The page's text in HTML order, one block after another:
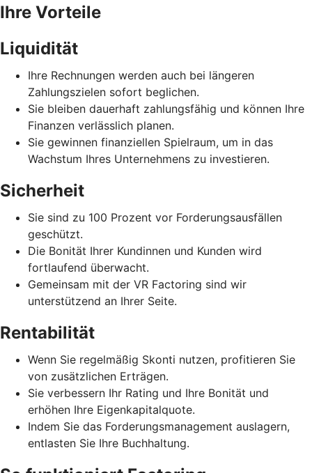
Ihre Vorteile
Liquidität
Ihre Rechnungen werden auch bei längeren
Zahlungszielen sofort beglichen.
Sie bleiben dauerhaft zahlungsfähig und können Ihre
Finanzen verlässlich planen.
Sie gewinnen finanziellen Spielraum, um in das
Wachstum Ihres Unternehmens zu investieren.
Sicherheit
Sie sind zu 100 Prozent vor Forderungsausfällen
geschützt.
Die Bonität Ihrer Kundinnen und Kunden wird
fortlaufend überwacht.
Gemeinsam mit der VR Factoring sind wir
unterstützend an Ihrer Seite.
Rentabilität
Wenn Sie regelmäßig Skonti nutzen, profitieren Sie
von zusätzlichen Erträgen.
Sie verbessern Ihr Rating und Ihre Bonität und
erhöhen Ihre Eigenkapitalquote.
Indem Sie das Forderungsmanagement auslagern,
entlasten Sie Ihre Buchhaltung.